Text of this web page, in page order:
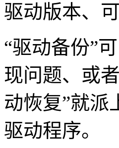
驱动版本、
“驱动备份”
现问题、或
动恢复”就派
驱动程序。